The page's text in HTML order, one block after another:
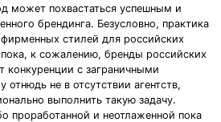
может похвастаться успешным и
брендинга. Безусловно, практика
стилей для российских
к сожалению, бренды российских
конкуренции с заграничными
не в отсутствии агентств,
выполнить такую задачу.
проработанной и неотлаженной пока